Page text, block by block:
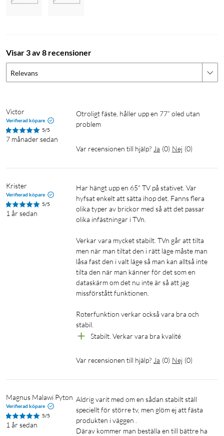
Visar 3 av 8 recensioner
Relevans
Victor
Verifierad köpare
5/5
7 månader sedan
Otroligt fäste, håller upp en 77” oled utan
problem
Var recensionen till hjälp? Ja (0) Nej (0)
Krister
Verifierad köpare
5/5
1 år sedan
Har hängt upp en 65" TV på stativet. Var
hyfsat enkelt att sätta ihop det. Fanns flera
olika typer av brickor med så att det passar
olika infästningar i TVn.
Verkar vara mycket stabilt. TVn går att tilta
men när man tiltat den i rätt läge måste man
låsa fast den i valt läge så man kan alltså inte
tilta den när man känner för det som en
dataskärm om det nu inte är så att jag
missförstått funktionen.
Roterfunktion verkar också vara bra och
stabil.
Stabilt. Verkar vara bra kvalité
Var recensionen till hjälp? Ja (0) Nej (0)
Magnus Malawi Pyton
Verifierad köpare
5/5
1 år sedan
Aldrig varit med om en sådan stabilt ställ
speciellt för större tv, men glöm ej att fästa
produkten i väggen .
Därav kommer man beställa en till bättre ha